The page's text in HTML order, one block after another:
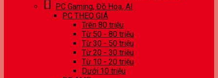
PC Gaming, Đồ Hoạ, AI
PC THEO GIÁ
Trên 80 triệu
Từ 50 - 80 triệu
Từ 30 - 50 triệu
Từ 20 - 30 triệu
Từ 10 - 20 triệu
Dưới 10 triệu